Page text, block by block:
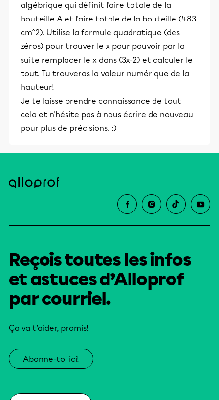
algébrique qui définit l'aire totale de la
bouteille A et l'aire totale de la bouteille (483
cm^2). Utilise la formule quadratique (des
zéros) pour trouver le x pour pouvoir par la
suite remplacer le x dans (3x-2) et calculer le
tout. Tu trouveras la valeur numérique de la
hauteur!
Je te laisse prendre connaissance de tout
cela et n'hésite pas à nous écrire de nouveau
pour plus de précisions. :)
Reçois toutes les infos
et astuces d’Alloprof
par courriel.
Ça va t’aider, promis!
Abonne-toi ici!